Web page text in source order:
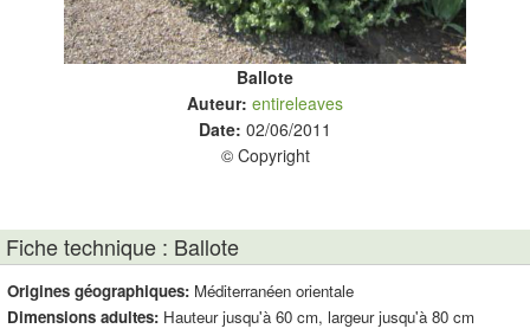
Ballote
Auteur: entireleaves
Date: 02/06/2011
© Copyright
Fiche technique : Ballote
Origines géographiques: Méditerranéen orientale
Dimensions adultes: Hauteur jusqu'à 60 cm, largeur jusqu'à 80 cm